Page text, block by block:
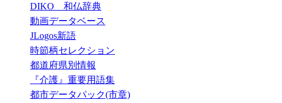
DIKO 和仏辞典
動画データベース
JLogos新語
時節柄セレクション
都道府県別情報
『介護』重要用語集
都市データパック(市章)